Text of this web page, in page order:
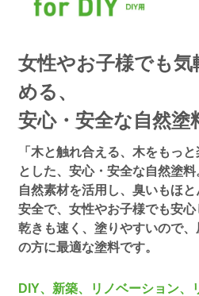
女性やお子様でも気
める、
安心・安全な自然塗
「木と触れ合える、木をもっ
とした、安心・安全な自然塗料
自然素材を活用し、臭いもほ
安全で、女性やお子様でも安心
乾きも速く、塗りやすいので
の方に最適な塗料です。
DIY、新築、リノベーション、